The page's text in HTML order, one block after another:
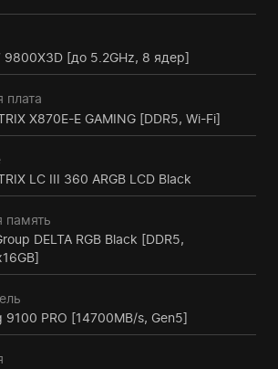
9800X3D [до 5.2GHz, 8 ядер]
плата
X870E-E GAMING [DDR5, Wi-Fi]
LC III 360 ARGB LCD Black
память
DELTA RGB Black [DDR5,
9100 PRO [14700MB/s, Gen5]